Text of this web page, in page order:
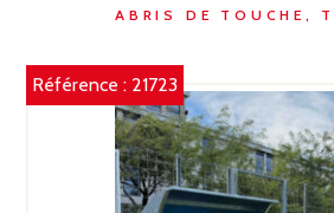
ABRIS DE TOUCHE,
Référence : 21723